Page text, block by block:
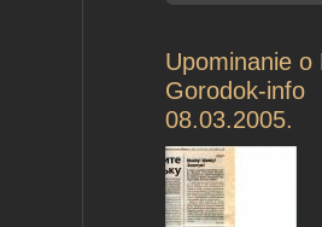
Upominanie o
Gorodok-info
08.03.2005.